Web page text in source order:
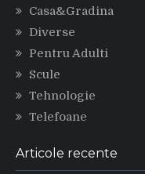
Casa&Gradina
Diverse
Pentru Adulti
Scule
Tehnologie
Telefoane
Articole recente